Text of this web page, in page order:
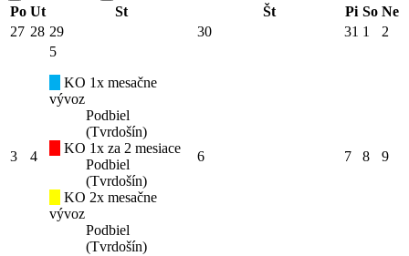
Po Ut St Št Pi So Ne
27 28 29 30 31 1 2
3 4
5
KO 1x mesačne
vývoz
Podbiel
(Tvrdošín)
KO 1x za 2 mesiace
Podbiel
(Tvrdošín)
KO 2x mesačne
vývoz
Podbiel
(Tvrdošín)
6 7 8 9